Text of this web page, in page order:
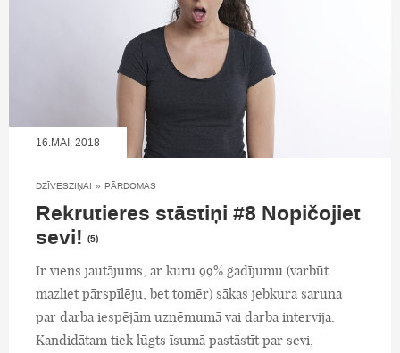
16.MAI, 2018
DZĪVESZIŅAI » PĀRDOMAS
Rekrutieres stāstiņi #8 Nopičojiet
sevi! (5)
Ir viens jautājums, ar kuru 99% gadījumu (varbūt
mazliet pārspīlēju, bet tomēr) sākas jebkura saruna
par darba iespējām uzņēmumā vai darba intervija.
Kandidātam tiek lūgts īsumā pastāstīt par sevi,